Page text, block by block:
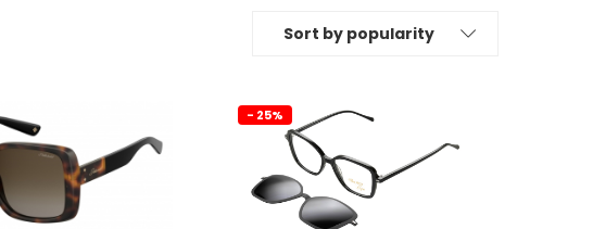
Sort by popularity
- 25%